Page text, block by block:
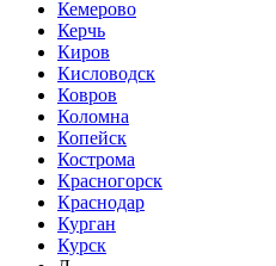
Кемерово
Керчь
Киров
Кисловодск
Ковров
Коломна
Копейск
Кострома
Красногорск
Краснодар
Курган
Курск